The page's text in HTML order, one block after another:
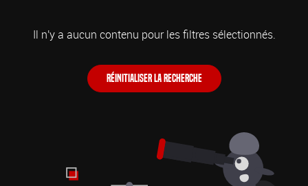
Il n'y a aucun contenu pour les filtres sélectionnés.
Réinitialiser la recherche